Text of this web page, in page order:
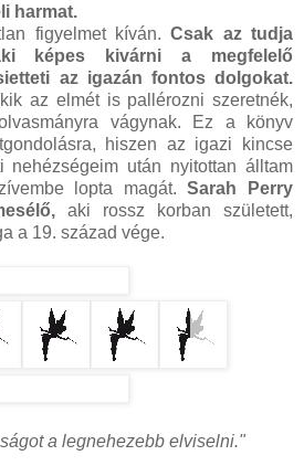
harmat.
figyelmet kíván.Csak az tudja
képes kivárni a megfelelő
az igazán fontos dolgokat.
az elmét is pallérozni szeretnék,
vágynak. Ez a könyv
hiszen az igazi kincse
nehézségeim után nyitottan álltam
lopta magát.Sarah Perry
aki rossz korban született,
a 19. század vége.
a legnehezebb elviselni."